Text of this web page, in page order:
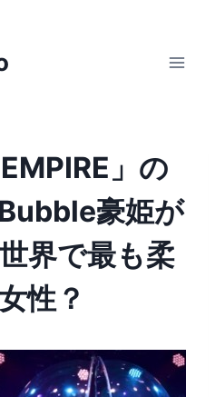
」の
豪姫が
界で最も柔
性？